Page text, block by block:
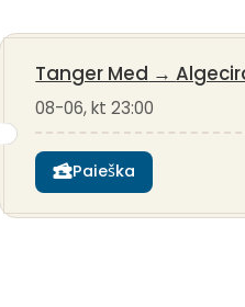
Tanger Med →
08-06, kt 23:00
Paieška